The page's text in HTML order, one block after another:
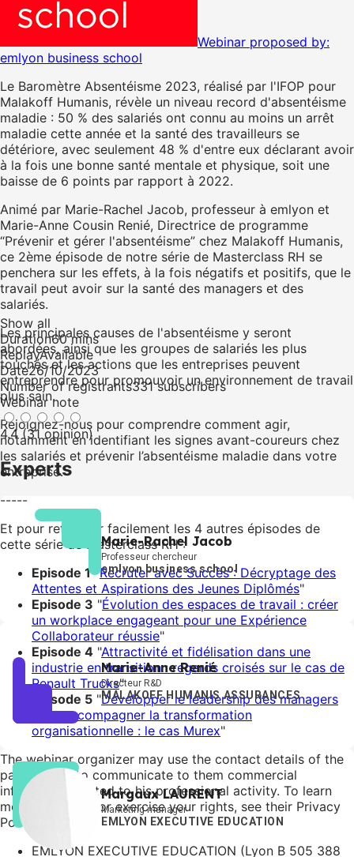
Webinar proposed by:
emlyon business school
Le Baromètre Absentéisme 2023, réalisé par l'IFOP pour
Malakoff Humanis, révèle un niveau record d'absentéisme
maladie : 50 % des salariés ont connu au moins un arrêt
maladie cette année et la santé des travailleurs se
détériore, avec seulement 48 % d'entre eux déclarant avoir
à la fois une bonne santé mentale et physique, soit une
baisse de 6 points par rapport à 2022.
Animé par Marie-Rachel Jacob, professeur à emlyon et
Marie-Anne Cousin Renié, Directrice de programme
“Prévenir et gérer l'absentéisme” chez Malakoff Humanis,
ce 2ème épisode de notre série de Masterclass RH se
penchera sur les effets, à la fois négatifs et positifs, que le
travail peut avoir sur la santé des managers et des
salariés.
Les principales causes de l'absentéisme y seront
abordées, ainsi que les groupes de salariés les plus
touchés et les actions que les entreprises peuvent
entreprendre pour promouvoir un environnement de travail
plus sain.
Rejoignez-nous pour comprendre comment agir,
notamment en identifiant les signes avant-coureurs chez
les salariés et prévenir l’absentéisme maladie dans votre
entreprise.
-----
Et pour retrouver facilement les 4 autres épisodes de
cette série de Masterclass RH :
Episode 1"Recruter avec Succès : Décryptage des
Attentes et Aspirations des Jeunes Diplômés"
Episode 3 "Évolution des espaces de travail : créer
un workplace engageant pour une Expérience
Collaborateur réussie"
Episode 4 "Attractivité et fidélisation dans une
industrie en transition : regards croisés sur le cas de
Renault Trucks"
Episode 5 "Développer le leadership des managers
pour accompagner la transformation
organisationnelle : le cas Murex"
The webinar organizer may use the contact details of the
participants to communicate to them commercial
information related to his professional activity. To learn
more, oppose it or exercise your rights, see their Privacy
Policy below :
EMLYON EXECUTIVE EDUCATION (Lyon B 505 388
Show all
Duration60 mins
ReplayAvailable
Date26/10/2023
Number of registrants331 subscribers
Webinar note
4.4 (31 opinion)
Experts
Marie-Rachel Jacob
Professeur chercheur
emlyon business school
Marie-Anne Renié
Directeur R&D
MALAKOFF HUMANIS ASSURANCES
Margaux LAURENT
Marketing manager
EMLYON EXECUTIVE EDUCATION